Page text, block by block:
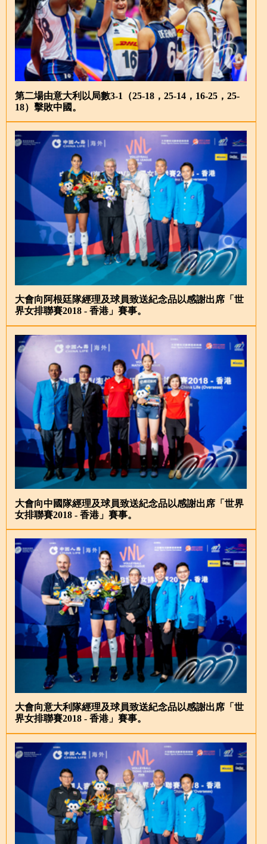
第二場由意大利以局數3-1（25-18，25-14，16-25，25-
18）擊敗中國。
大會向阿根廷隊經理及球員致送紀念品以感謝出席「世
界女排聯賽2018 - 香港」賽事。
大會向中國隊經理及球員致送紀念品以感謝出席「世界
女排聯賽2018 - 香港」賽事。
大會向意大利隊經理及球員致送紀念品以感謝出席「世
界女排聯賽2018 - 香港」賽事。